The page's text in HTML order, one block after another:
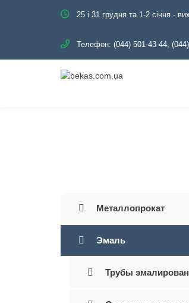
25 і 31 грудня та 1-2 січня -
Телефон: (044) 501-43-44,
Металлопрокат
Эмаль
Трубы